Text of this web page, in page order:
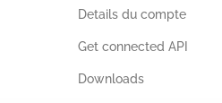
Details du compte
Get connected API
Downloads